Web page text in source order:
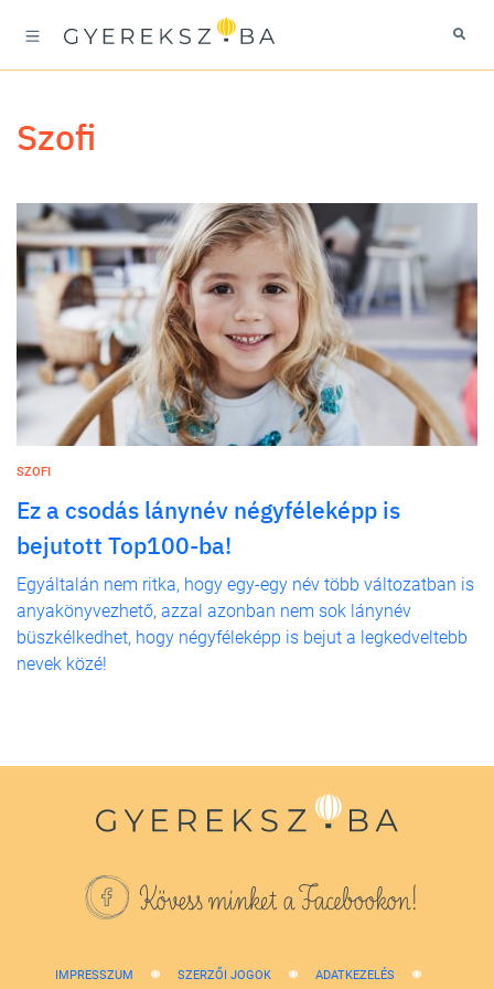
Szofi
SZOFI
Ez a csodás lánynév négyféleképp is
bejutott Top100-ba!
Egyáltalán nem ritka, hogy egy-egy név több változatban is
anyakönyvezhető, azzal azonban nem sok lánynév
büszkélkedhet, hogy négyféleképp is bejut a legkedveltebb
nevek közé!
Kövess minket a Facebookon!
IMPRESSZUM SZERZŐI JOGOK ADATKEZELÉS